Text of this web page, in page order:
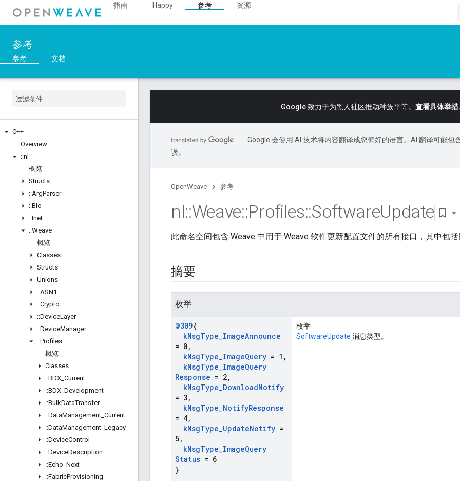
指南 Happy 参考
资源
参考
参考 文档
C++
Overview
::nl
概览
Structs
::ArgParser
::Ble
::Inet
::Weave
概览
Classes
Structs
Unions
::ASN1
::Crypto
::DeviceLayer
::DeviceManager
::Profiles
概览
Classes
::BDX Current
::BDX Development
::BulkDataTransfer
::DataManagement Current
::DataManagement Legacy
::DeviceControl
::DeviceDescription
::Echo Next
::FabricProvisioning
Google 致力于为黑人社区推动种族平等。 查看具体举措
Google 会使用 AI 技术将内容翻译成您偏好的语言。AI 翻译可能包
误。
OpenWeave 参考
nl::Weave::Profiles::SoftwareUpdate
此命名空间包含 Weave 中用于 Weave 软件更新配置文件的所有接口，其中包括
摘要
枚举
@309{
kMsgType_ImageAnnounce
= 0,
kMsgType_ImageQuery = 1 ,
kMsgType_ImageQuery
Response = 2,
kMsgType_DownloadNotify
= 3,
kMsgType_NotifyResponse
= 4,
kMsgType_UpdateNotify =
5,
kMsgType_ImageQuery
Status = 6
}
枚举
SoftwareUpdate 消息类型。